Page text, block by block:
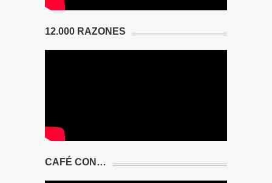
12.000 RAZONES
CAFÉ CON…